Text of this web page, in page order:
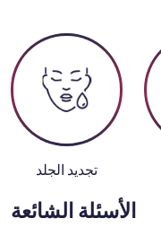
تجديد الجلد
الأسئلة الشائعة